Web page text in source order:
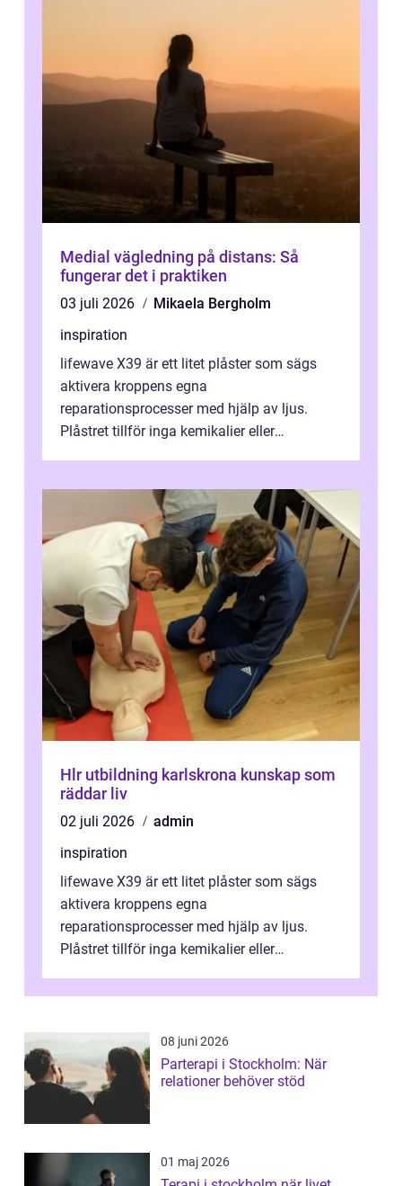
Medial vägledning på distans: Så
fungerar det i praktiken
03 juli 2026
Mikaela Bergholm
inspiration
lifewave X39 är ett litet plåster som sägs
aktivera kroppens egna
reparationsprocesser med hjälp av ljus.
Plåstret tillför inga kemikalier eller
Hlr utbildning karlskrona kunskap som
räddar liv
02 juli 2026
admin
inspiration
lifewave X39 är ett litet plåster som sägs
aktivera kroppens egna
reparationsprocesser med hjälp av ljus.
Plåstret tillför inga kemikalier eller
ljusbaserad stimula...
08 juni 2026
Parterapi i Stockholm: När
relationer behöver stöd
01 maj 2026